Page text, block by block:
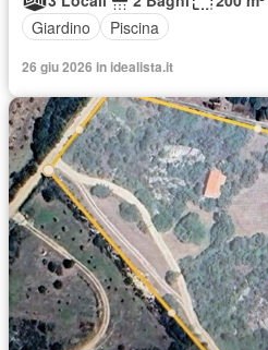
Giardino
Piscina
26 giu 2026 in idealista.it